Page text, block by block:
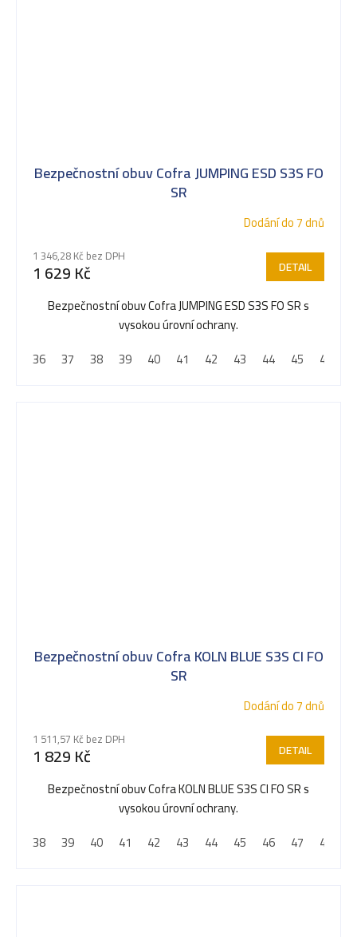
Bezpečnostní obuv Cofra JUMPING ESD S3S FO
SR
Dodání do 7 dnů
1 346,28 Kč bez DPH
1 629 Kč DETAIL
Bezpečnostní obuv Cofra JUMPING ESD S3S FO SR s
vysokou úrovní ochrany.
36
37 38 39 40 41 42 43 44 45 46
Bezpečnostní obuv Cofra KOLN BLUE S3S CI FO
SR
Dodání do 7 dnů
1 511,57 Kč bez DPH
1 829 Kč DETAIL
Bezpečnostní obuv Cofra KOLN BLUE S3S CI FO SR s
vysokou úrovní ochrany.
38
39 40 41 42 43 44 45 46 47 48